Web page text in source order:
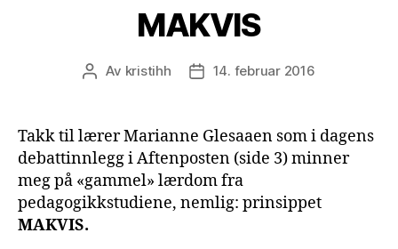
MAKVIS
Innleggsforfatter
Av kristihh Publiseringsdato
14. februar 2016
Takk til lærer Marianne Glesaaen som i dagens
debattinnlegg i Aftenposten (side 3) minner
meg på «gammel» lærdom fra
pedagogikkstudiene, nemlig: prinsippet
MAKVIS.